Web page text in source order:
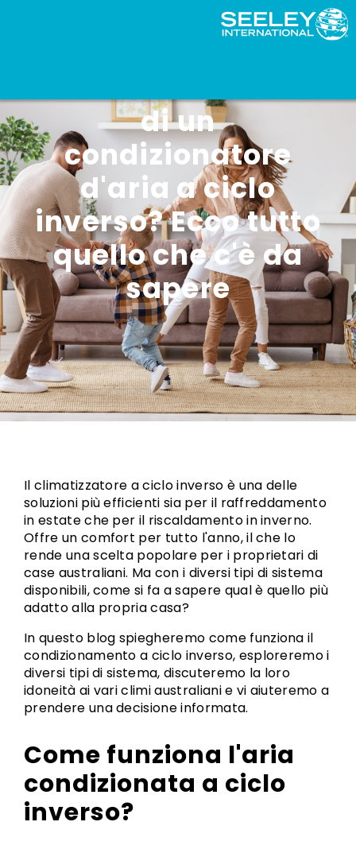
di un
condizionatore
d'aria a ciclo
inverso? Ecco tutto
quello che c'è da
sapere
Il climatizzatore a ciclo inverso è una delle
soluzioni più efficienti sia per il raffreddamento
in estate che per il riscaldamento in inverno.
Offre un comfort per tutto l'anno, il che lo
rende una scelta popolare per i proprietari di
case australiani. Ma con i diversi tipi di sistema
disponibili, come si fa a sapere qual è quello più
adatto alla propria casa?
In questo blog spiegheremo come funziona il
condizionamento a ciclo inverso, esploreremo i
diversi tipi di sistema, discuteremo la loro
idoneità ai vari climi australiani e vi aiuteremo a
prendere una decisione informata.
Come funziona l'aria
condizionata a ciclo
inverso?